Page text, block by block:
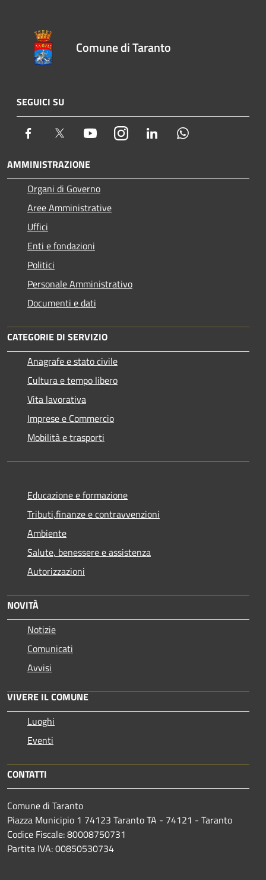
Comune di Taranto
SEGUICI SU
Facebook Twitter YoutubeInstagram LinkedIn
AMMINISTRAZIONE
Organi di Governo
Aree Amministrative
Uffici
Enti e fondazioni
Politici
Personale Amministrativo
Documenti e dati
CATEGORIE DI SERVIZIO
Anagrafe e stato civile
Cultura e tempo libero
Vita lavorativa
Imprese e Commercio
Mobilità e trasporti
Educazione e formazione
Tributi,finanze e contravvenzioni
Ambiente
Salute, benessere e assistenza
Autorizzazioni
NOVITÀ
Notizie
Comunicati
Avvisi
VIVERE IL COMUNE
Luoghi
Eventi
CONTATTI
Comune di Taranto
Piazza Municipio 1 74123 Taranto TA - 74121 - Taranto
Codice Fiscale: 80008750731
Partita IVA: 00850530734